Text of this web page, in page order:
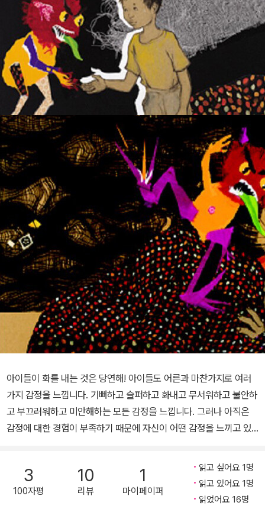
아이들이 화를 내는 것은 당연해! 아이들도 어른과 마찬가지로 여러
가지 감정을 느낍니다. 기뻐하고 슬퍼하고 화내고 무서워하고 불안하
고 부끄러워하고 미안해하는 모든 감정을 느낍니다. 그러나 아직은
감정에 대한 경험이 부족하기 때문에 자신이 어떤 감정을 느끼고 있
가 나서 그런 것인지, 무서움을 감추려고 그런 것인지 스스로도 알지
못합니다. 아이들이 감정을 조절하는 능력은 인지가 발달하는 정도를
따라가지 못하기 때문입니다. 그래서 화가 나면 울며 소리를 지르거
3
100자평
10
리뷰
1
마이페이퍼
읽고 싶어요 1명
읽고 있어요 1명
읽었어요 16명